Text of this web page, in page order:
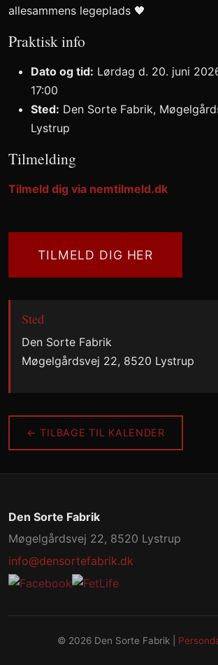
allesammens legeplads 🖤
Praktisk info
Dato og tid: Lørdag d. 20. juni
17:00
Sted: Den Sorte Fabrik,
Lystrup
Tilmelding
Tilmeld dig via nemtilmeld.dk
TILMELD DIG HER
Sted
Den Sorte Fabrik
Møgelgårdsvej 22, 8520 Lystrup
← TILBAGE TIL KALENDER
Den Sorte Fabrik
Møgelgårdsvej 22, 8520 Lystrup
info@densortefabrik.dk
© 2026 Den Sorte Fabrik |